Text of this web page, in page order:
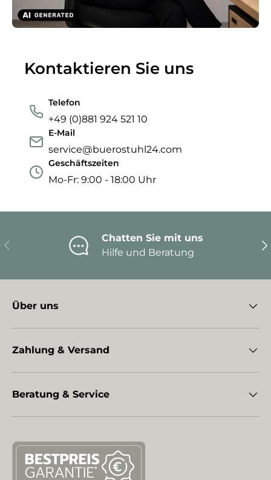
Kontaktieren Sie uns
Telefon
+49 (0)881 924 521 10
E-Mail
service@buerostuhl24.com
Geschäftszeiten
Mo-Fr: 9:00 - 18:00 Uhr
Vorherige
Chatten Sie mit uns
Hilfe und Beratung
Über uns
Zahlung & Versand
Beratung & Service